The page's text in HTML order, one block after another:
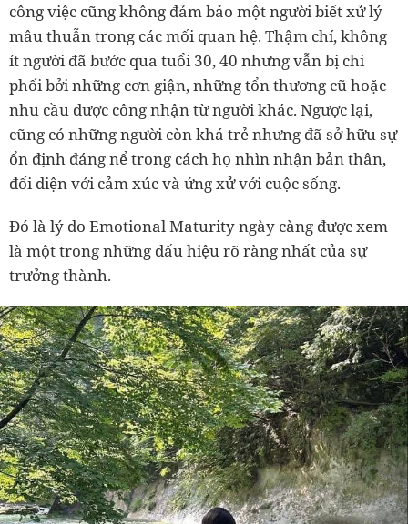
công việc cũng không đảm bảo một người biết xử lý
mâu thuẫn trong các mối quan hệ. Thậm chí, không
ít người đã bước qua tuổi 30, 40 nhưng vẫn bị chi
phối bởi những cơn giận, những tổn thương cũ hoặc
nhu cầu được công nhận từ người khác. Ngược lại,
cũng có những người còn khá trẻ nhưng đã sở hữu sự
ổn định đáng nể trong cách họ nhìn nhận bản thân,
đối diện với cảm xúc và ứng xử với cuộc sống.
Đó là lý do Emotional Maturity ngày càng được xem
là một trong những dấu hiệu rõ ràng nhất của sự
trưởng thành.